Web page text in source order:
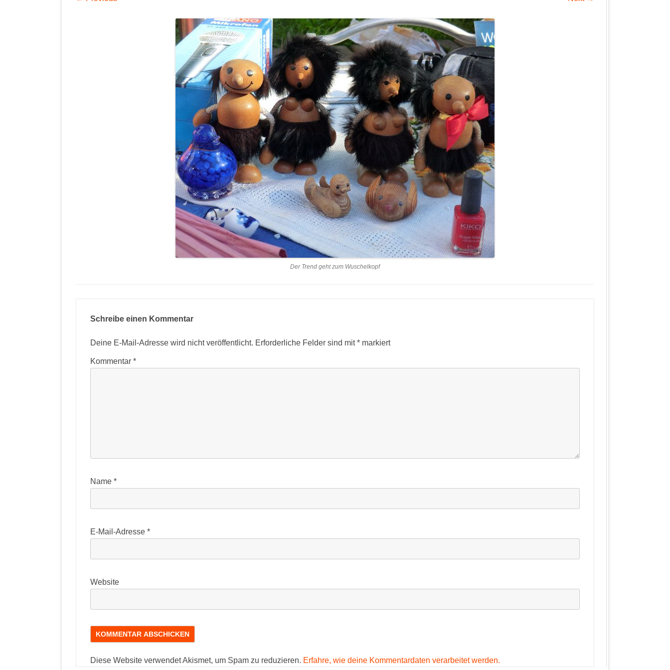
Der Trend geht zum Wuschelkopf
Schreibe einen Kommentar
Deine E-Mail-Adresse wird nicht veröffentlicht. Erforderliche Felder sind mit* markiert
Kommentar *
Name *
E-Mail-Adresse *
Website
Diese Website verwendet Akismet, um Spam zu reduzieren. Erfahre, wie deine Kommentardaten verarbeitet werden.